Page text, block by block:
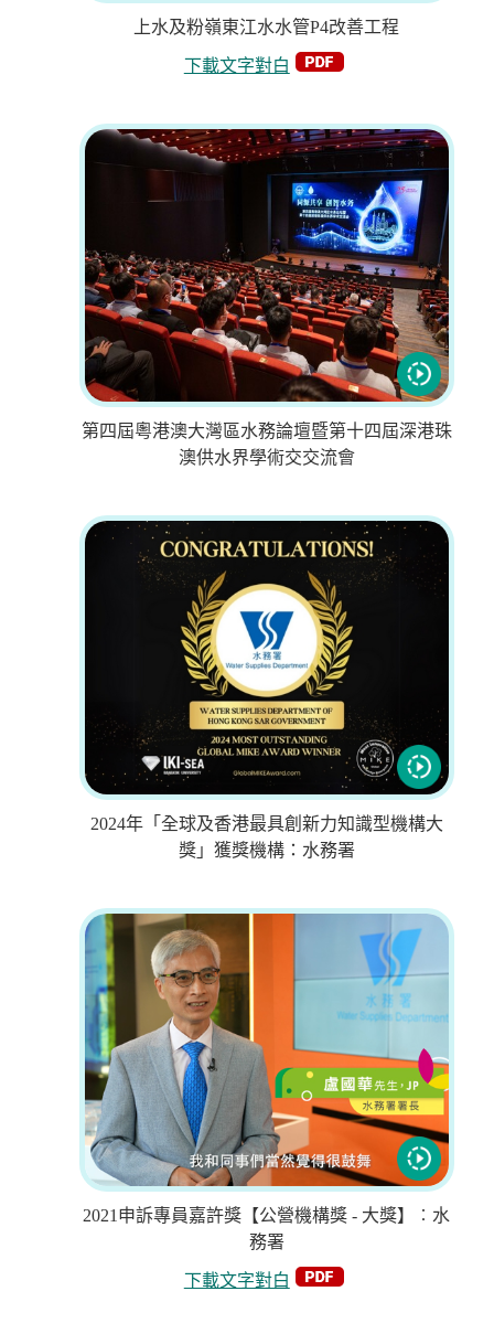
上水及粉嶺東江水水管P4改善工程
下載文字對白
第四屆粵港澳大灣區水務論壇暨第十四屆深港珠
澳供水界學術交交流會
2024年「全球及香港最具創新力知識型機構大
獎」獲獎機構：水務署
2021申訴專員嘉許獎【公營機構獎 - 大獎】︰水
務署
下載文字對白